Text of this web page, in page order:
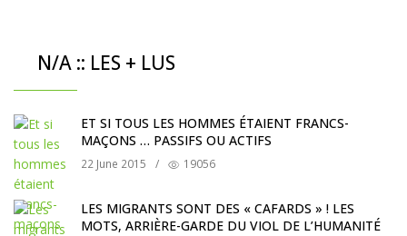
N/A :: LES + LUS
ET SI TOUS LES HOMMES ÉTAIENT FRANCS-
MAÇONS … PASSIFS OU ACTIFS
22 June 2015 / 19056
LES MIGRANTS SONT DES « CAFARDS » ! LES
MOTS, ARRIÈRE-GARDE DU VIOL DE L’HUMANITÉ